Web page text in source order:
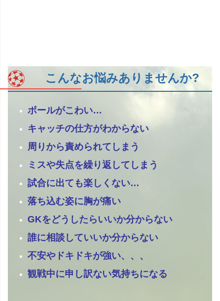
こんなお悩みありませんか?
ボールがこわい…
キャッチの仕方がわからない
周りから責められてしまう
ミスや失点を繰り返してしまう
試合に出ても楽しくない…
落ち込む姿に胸が痛い
GKをどうしたらいいか分からない
誰に相談していいか分からない
不安やドキドキが強い、、、
観戦中に申し訳ない気持ちになる